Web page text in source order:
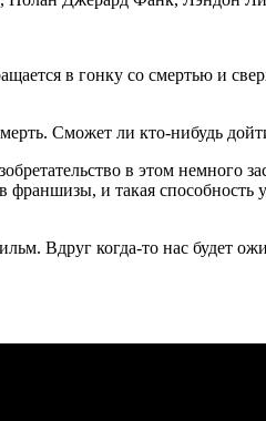
в гонку со смертью и
Сможет ли кто-нибудь
в этом немного
и такая способность
Вдруг когда-то нас будет